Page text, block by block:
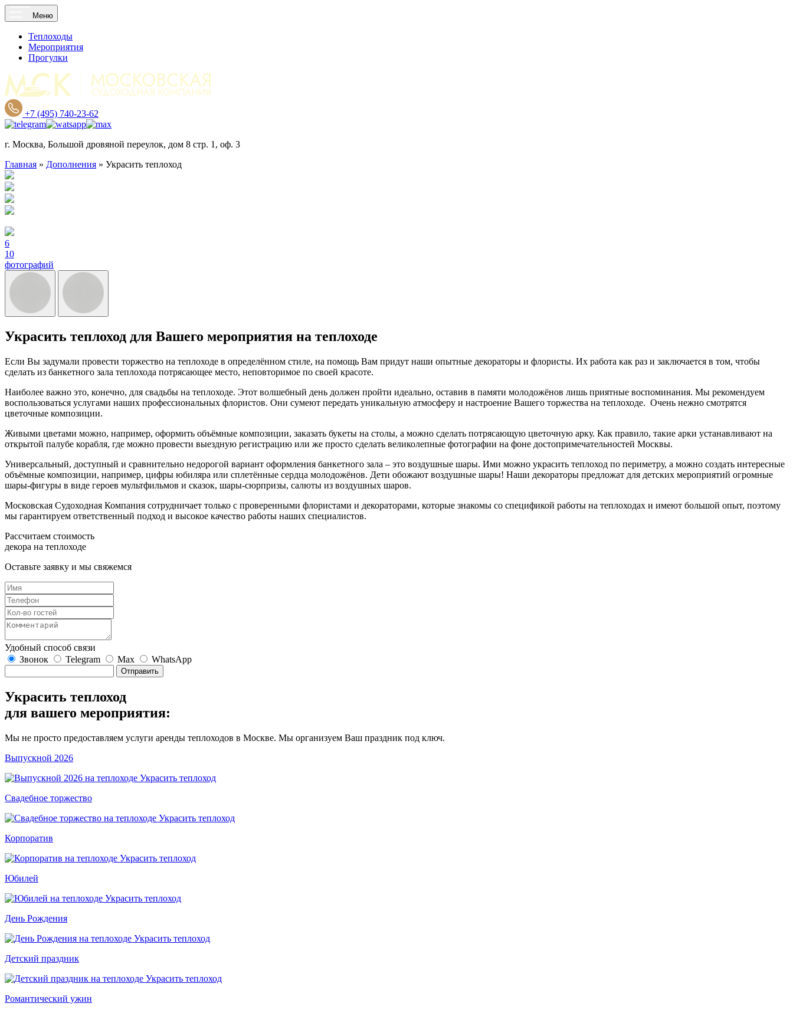
Меню
Теплоходы
Мероприятия
Прогулки
+7 (495) 740-23-62
г. Москва, Большой дровяной переулок, дом 8 стр. 1, оф. 3
Главная » Дополнения » Украсить теплоход
6
10
фотографий
Украсить теплоход для Вашего мероприятия на теплоходе
Если Вы задумали провести торжество на теплоходе в определённом стиле, на помощь Вам придут наши опытные декораторы и флористы. Их работа как раз и заключается в том, чтобы
сделать из банкетного зала теплохода потрясающее место, неповторимое по своей красоте.
Наиболее важно это, конечно, для свадьбы на теплоходе. Этот волшебный день должен пройти идеально, оставив в памяти молодожёнов лишь приятные воспоминания. Мы рекомендуем
воспользоваться услугами наших профессиональных флористов. Они сумеют передать уникальную атмосферу и настроение Вашего торжества на теплоходе. Очень нежно смотрятся
цветочные композиции.
Живыми цветами можно, например, оформить объёмные композиции, заказать букеты на столы, а можно сделать потрясающую цветочную арку. Как правило, такие арки устанавливают на
открытой палубе корабля, где можно провести выездную регистрацию или же просто сделать великолепные фотографии на фоне достопримечательностей Москвы.
Универсальный, доступный и сравнительно недорогой вариант оформления банкетного зала – это воздушные шары. Ими можно украсить теплоход по периметру, а можно создать интересные
объёмные композиции, например, цифры юбиляра или сплетённые сердца молодожёнов. Дети обожают воздушные шары! Наши декораторы предложат для детских мероприятий огромные
шары-фигуры в виде героев мультфильмов и сказок, шары-сюрпризы, салюты из воздушных шаров.
Московская Судоходная Компания сотрудничает только с проверенными флористами и декораторами, которые знакомы со спецификой работы на теплоходах и имеют большой опыт, поэтому
мы гарантируем ответственный подход и высокое качество работы наших специалистов.
Рассчитаем стоимость
декора на теплоходе
Оставьте заявку и мы свяжемся
Удобный способ связи
Звонок
Telegram Max WhatsApp
Отправить
Украсить теплоход
для вашего мероприятия:
Мы не просто предоставляем услуги аренды теплоходов в Москве. Мы организуем Ваш праздник под ключ.
Выпускной 2026
Свадебное торжество
Корпоратив
Юбилей
День Рождения
Детский праздник
Романтический ужин